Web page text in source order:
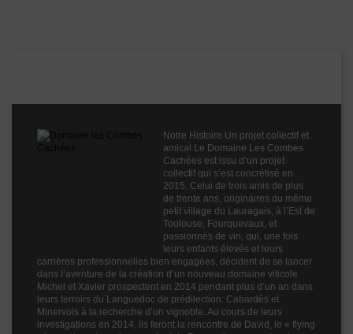
Grenache Blanc
Roussanne
Fruité
Blanc
2025
75cl
Notre Histoire Un projet collectif et
amical Le Domaine Les Combes
Cachées est issu d’un projet
collectif qui s’est concrétisé en
2015. Celui de trois amis de plus
de trente ans, originaires du même
petit village du Lauragais, à l’Est de
Toulouse, Fourquevaux, et
passionnés de vin, qui, une fois
leurs enfants élevés et leurs
carrières professionnelles bien engagées, décident de se lancer
dans l’aventure de la création d’un nouveau domaine viticole.
Michel et Xavier prospectent en 2014 pendant plus d’un an dans
leurs terroirs du Languedoc de prédilection: Cabardès et
Minervois à la recherche d’un vignoble. Au cours de leurs
investigations en 2014, ils feront la rencontre de David, le « flying